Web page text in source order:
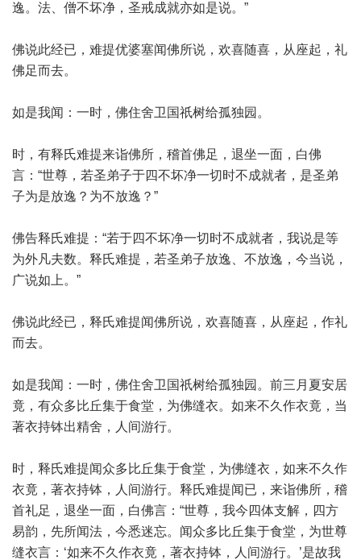
逸。法、僧不坏净，圣戒成就亦如是说。”
佛说此经已，难提优婆塞闻佛所说，欢喜随喜，从座起，礼
佛足而去。
如是我闻：一时，佛住舍卫国祇树给孤独园。
时，有释氏难提来诣佛所，稽首佛足，退坐一面，白佛
言：“世尊，若圣弟子于四不坏净一切时不成就者，是圣弟
子为是放逸？为不放逸？”
佛告释氏难提：“若于四不坏净一切时不成就者，我说是等
为外凡夫数。释氏难提，若圣弟子放逸、不放逸，今当说，
广说如上。”
佛说此经已，释氏难提闻佛所说，欢喜随喜，从座起，作礼
而去。
如是我闻：一时，佛住舍卫国祇树给孤独园。前三月夏安居
竟，有众多比丘集于食堂，为佛缝衣。如来不久作衣竟，当
著衣持钵出精舍，人间游行。
时，释氏难提闻众多比丘集于食堂，为佛缝衣，如来不久作
衣竟，著衣持钵，人间游行。释氏难提闻已，来诣佛所，稽
首礼足，退坐一面，白佛言：“世尊，我今四体支解，四方
易韵，先所闻法，今悉迷忘。闻众多比丘集于食堂，为世尊
缝衣言：‘如来不久作衣竟，著衣持钵，人间游行。’是故我